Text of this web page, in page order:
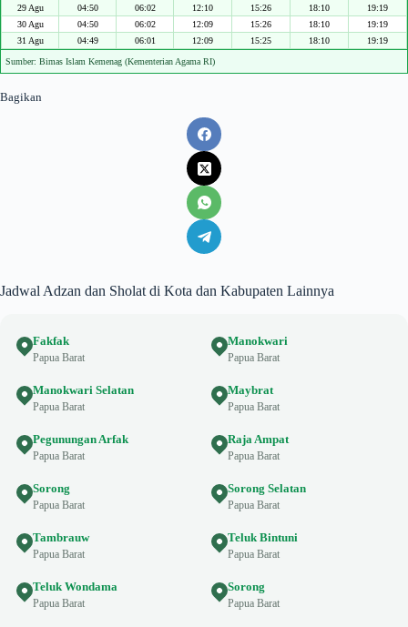
29 Agu
04:50 06:02 12:10 15:26 18:10
19:19
30 Agu
04:50 06:02 12:09 15:26 18:10
19:19
31 Agu
04:49 06:01 12:09 15:25 18:10 19:19
Sumber: Bimas Islam Kemenag (Kementerian Agama RI)
Bagikan
Jadwal Adzan dan Sholat di Kota dan Kabupaten Lainnya
Fakfak
Papua Barat
Manokwari
Papua Barat
Manokwari Selatan
Papua Barat
Maybrat
Papua Barat
Pegunungan Arfak
Papua Barat
Raja Ampat
Papua Barat
Sorong
Papua Barat
Sorong Selatan
Papua Barat
Tambrauw
Papua Barat
Teluk Bintuni
Papua Barat
Teluk Wondama
Papua Barat
Sorong
Papua Barat